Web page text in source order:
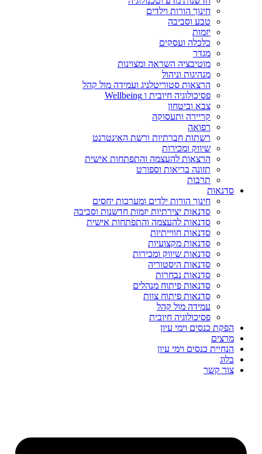
חינוך הורות וילדים
טבע וסביבה
יזמות
כלכלה ועסקים
מגדר
מוטיבציה השראה ומצוינות
מנהיגות וניהול
הרצאות סטוריטלניג ועמידה מול קהל
פסיכולוגיה חיובית ו Wellbeing
צבא וביטחון
קריירה ותעסוקה
רפואה
רשתות חברתיות ורשת האינטרנט
שיווק ומכירות
הרצאות להעצמה והתפתחות אישית
תזונה בריאות וספורט
תרבות
סדנאות
חינוך הורות ילדים ומערכות יחסים
סדנאות יצירתיות יזמות חדשנות וסביבה
סדנאות להעצמה והתפתחות אישית
סדנאות חווייתיות
סדנאות מקצועיות
סדנאות שיווק ומכירות
סדנאות היסטוריה
סדנאות נבחרות
סדנאות פיתוח מנהלים
סדנאות פיתוח צוות
עמידה מול קהל
פסיכולוגיה חיובית
הפקת כנסים וימי עיון
מרצים
הנחיית כנסים וימי עיון
בלוג
צור קשר